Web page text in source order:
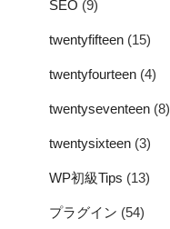
SEO (9)
twentyfifteen (15)
twentyfourteen (4)
twentyseventeen (8)
twentysixteen (3)
WP初級Tips (13)
プラグイン (54)